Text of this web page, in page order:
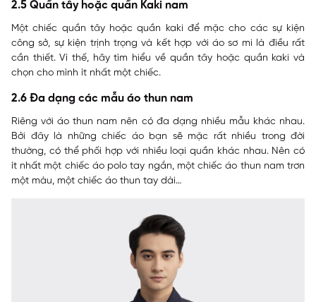
2.5 Quần tây hoặc quần Kaki nam
Một chiếc quần tây hoặc quần kaki để mặc cho các sự kiện
công sở, sự kiện trịnh trọng và kết hợp với áo sơ mi là điều rất
cần thiết. Vì thế, hãy tìm hiểu về quần tây hoặc quần kaki và
chọn cho mình ít nhất một chiếc.
2.6 Đa dạng các mẫu áo thun nam
Riêng với áo thun nam nên có đa dạng nhiều mẫu khác nhau.
Bởi đây là những chiếc áo bạn sẽ mặc rất nhiều trong đời
thường, có thể phối hợp với nhiều loại quần khác nhau. Nên có
ít nhất một chiếc áo polo tay ngắn, một chiếc áo thun nam trơn
một màu, một chiếc áo thun tay dài…